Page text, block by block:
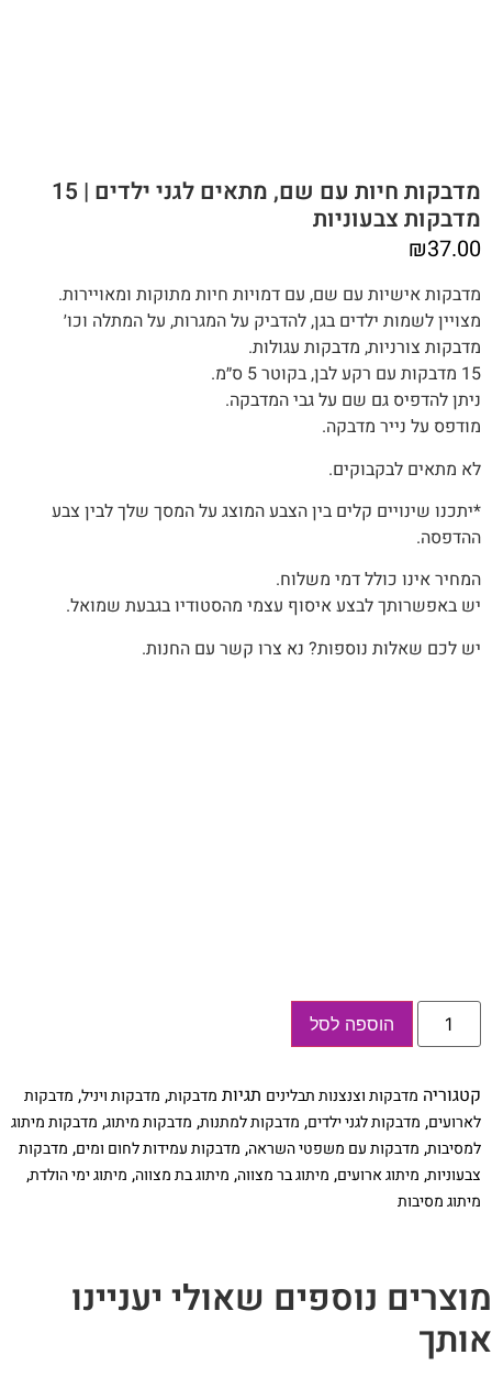
מדבקות חיות עם שם, מתאים לגני ילדים | 15
מדבקות צבעוניות
₪37.00
מדבקות אישיות עם שם, עם דמויות חיות מתוקות ומאויירות.
מצויין לשמות ילדים בגן, להדביק על המגרות, על המתלה וכו׳
מדבקות צורניות, מדבקות עגולות.
15 מדבקות עם רקע לבן, בקוטר 5 ס״מ.
ניתן להדפיס גם שם על גבי המדבקה.
מודפס על נייר מדבקה.
לא מתאים לבקבוקים.
*יתכנו שינויים קלים בין הצבע המוצג על המסך שלך לבין צבע
ההדפסה.
המחיר אינו כולל דמי משלוח.
יש באפשרותך לבצע איסוף עצמי מהסטודיו בגבעת שמואל.
יש לכם שאלות נוספות? נא צרו קשר עם החנות.
כמות
מדבקות
שם,
מתאים
לגני
ילדים
15
מדבקות
הוספה לסל
קטגוריה מדבקות וצנצנות תבלינים תגיותמדבקות,מדבקות ויניל,מדבקות
לארועים,מדבקות לגני ילדים,מדבקות למתנות,מדבקות מיתוג,מדבקות מיתוג
למסיבות,מדבקות עם משפטי השראה,מדבקות עמידות לחום ומים,מדבקות
צבעוניות,מיתוג ארועים,מיתוג בר מצווה,מיתוג בת מצווה,מיתוג ימי הולדת,
מיתוג מסיבות
נוספים שאולי יעניינו